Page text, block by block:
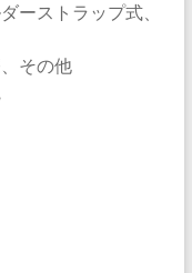
ストラップ式、
その他